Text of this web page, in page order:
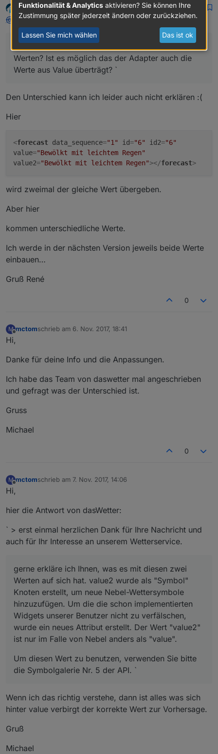
Offline
Rene_HM DEVELOPER schrieb am6. Nov. 2017, 18:08
zuletzt editiert von
@ mctom:
Was ist der Unterschied zwischen den beiden
Werten? Ist es möglich das der Adapter auch die
Werte aus Value überträgt? `
Den Unterschied kann ich leider auch nicht erklären :(
Hier
<forecast data_sequence="1" id="6" id2="6"
value="Bewölkt mit leichtem Regen"
value2="Bewölkt mit leichtem Regen"></forecast>
wird zweimal der gleiche Wert übergeben.
Aber hier
kommen unterschiedliche Werte.
Ich werde in der nächsten Version jeweils beide Werte
einbauen…
Gruß René
0
M mctomschrieb am 6. Nov. 2017, 18:41
zuletzt editiert von
Hi,
Danke für deine Info und die Anpassungen.
Ich habe das Team von daswetter mal angeschrieben
und gefragt was der Unterschied ist.
Gruss
Michael
0
M mctomschrieb am 7. Nov. 2017, 14:06
zuletzt editiert von
Hi,
hier die Antwort von dasWetter:
` > erst einmal herzlichen Dank für Ihre Nachricht und
auch für Ihr Interesse an unserem Wetterservice.
gerne erkläre ich Ihnen, was es mit diesen zwei
Werten auf sich hat. value2 wurde als "Symbol"
Knoten erstellt, um neue Nebel-Wettersymbole
hinzuzufügen. Um die die schon implementierten
Widgets unserer Benutzer nicht zu verfälschen,
wurde ein neues Attribut erstellt. Der Wert "value2"
ist nur im Falle von Nebel anders als "value".
Um diesen Wert zu benutzen, verwenden Sie bitte
die Symbolgalerie Nr. 5 der API. `
Wenn ich das richtig verstehe, dann ist alles was sich
hinter value verbirgt der korrekte Wert zur Vorhersage.
Gruß
Michael
Funktionalität & Analytics aktivieren? Sie können Ihre
Zustimmung später jederzeit ändern oder zurückziehen.
Lassen Sie mich wählen Das ist ok